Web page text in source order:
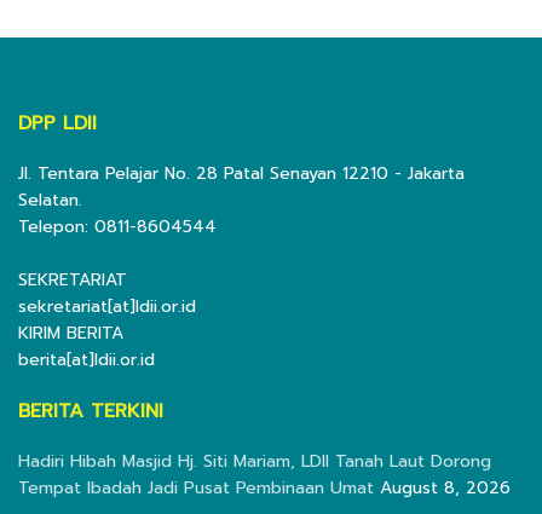
DPP LDII
Jl. Tentara Pelajar No. 28 Patal Senayan 12210 - Jakarta
Selatan.
Telepon: 0811-8604544
SEKRETARIAT
sekretariat[at]ldii.or.id
KIRIM BERITA
berita[at]ldii.or.id
BERITA TERKINI
Hadiri Hibah Masjid Hj. Siti Mariam, LDII Tanah Laut Dorong
Tempat Ibadah Jadi Pusat Pembinaan Umat August 8, 2026